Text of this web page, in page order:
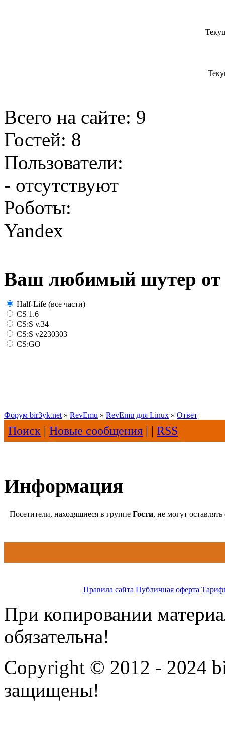
Всего на сайте: 9
Гостей: 8
Пользователи:
- отсутствуют
Роботы:
Yandex
Ваш любимый шутер от
Half-Life (все части)
CS 1.6
CS:S v.34
CS:S v2230303
CS:GO
Форум bir3yk.net » RevEmu » RevEmu для Linux » Ответ
Поиск | Новые сообщения | | RSS
Информация
Посетители, находящиеся в группе Гости, не могут
Правила сайта Публичная оферта
При копировании
обязательна!
Copyright © 2012 - 2024
защищены!